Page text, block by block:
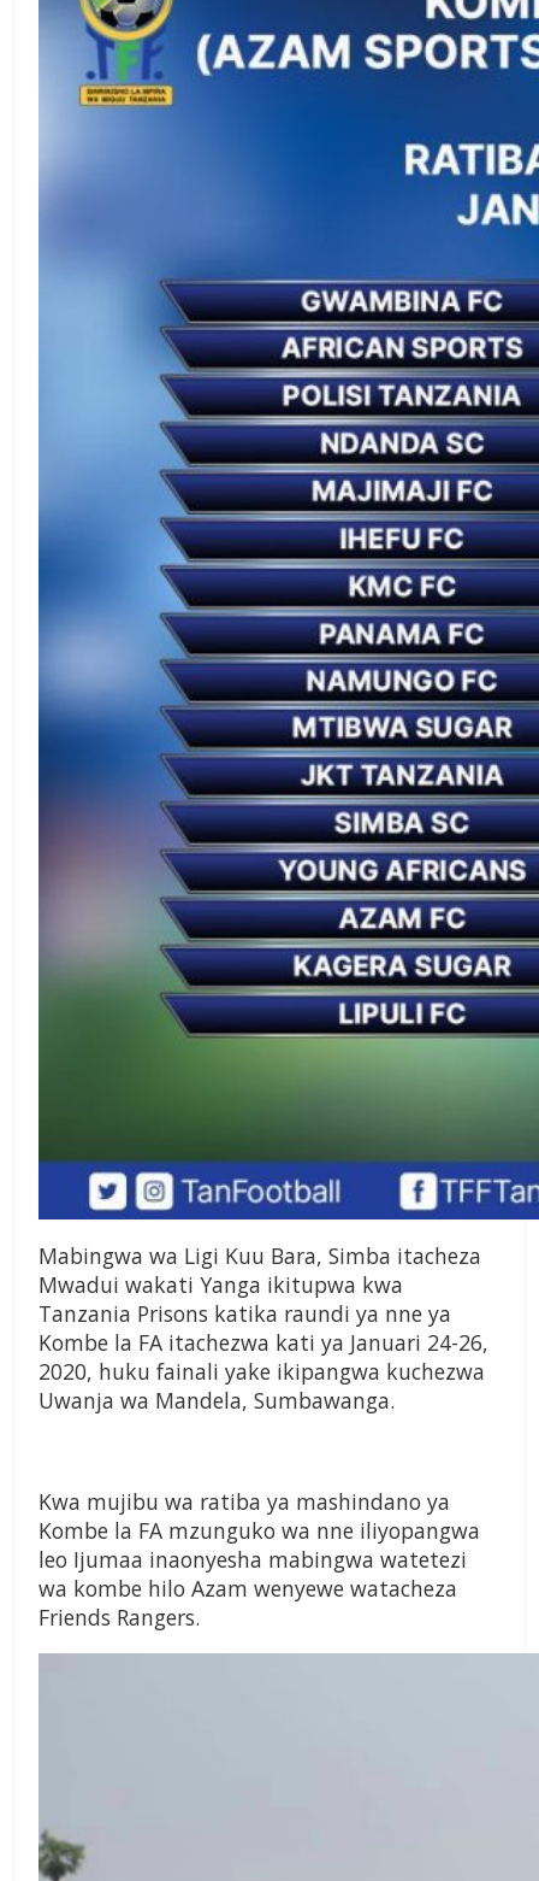
Mabingwa wa Ligi Kuu Bara, Simba itacheza
Mwadui wakati Yanga ikitupwa kwa
Tanzania Prisons katika raundi ya nne ya
Kombe la FA itachezwa kati ya Januari 24-26,
2020, huku fainali yake ikipangwa kuchezwa
Uwanja wa Mandela, Sumbawanga.
Kwa mujibu wa ratiba ya mashindano ya
Kombe la FA mzunguko wa nne iliyopangwa
leo Ijumaa inaonyesha mabingwa watetezi
wa kombe hilo Azam wenyewe watacheza
Friends Rangers.